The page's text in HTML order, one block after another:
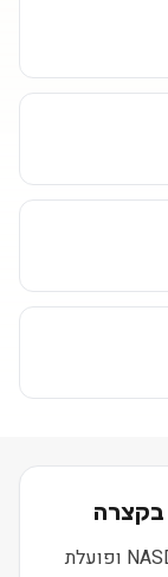
Aeluma Inc (ALMU) נסחרת בבורסת NASDAQ ופועלת